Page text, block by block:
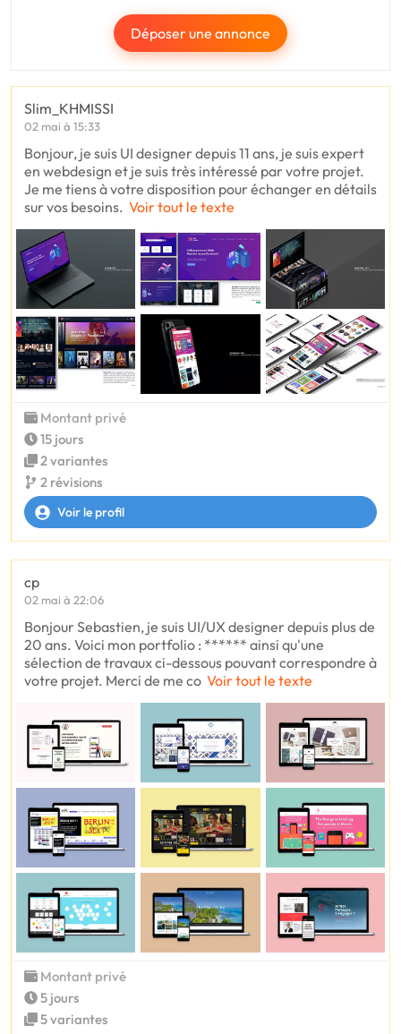
Déposer une annonce
Slim_KHMISSI
02 mai à 15:33
Bonjour, je suis UI designer depuis 11 ans, je suis expert
en webdesign et je suis très intéressé par votre projet.
Je me tiens à votre disposition pour échanger en détails
sur vos besoins. Voir tout le texte
Montant privé
15 jours
2 variantes
2 révisions
Voir le profil
cp
02 mai à 22:06
Bonjour Sebastien, je suis UI/UX designer depuis plus de
20 ans. Voici mon portfolio : ****** ainsi qu'une
sélection de travaux ci-dessous pouvant correspondre à
votre projet. Merci de me co Voir tout le texte
Montant privé
5 jours
5 variantes